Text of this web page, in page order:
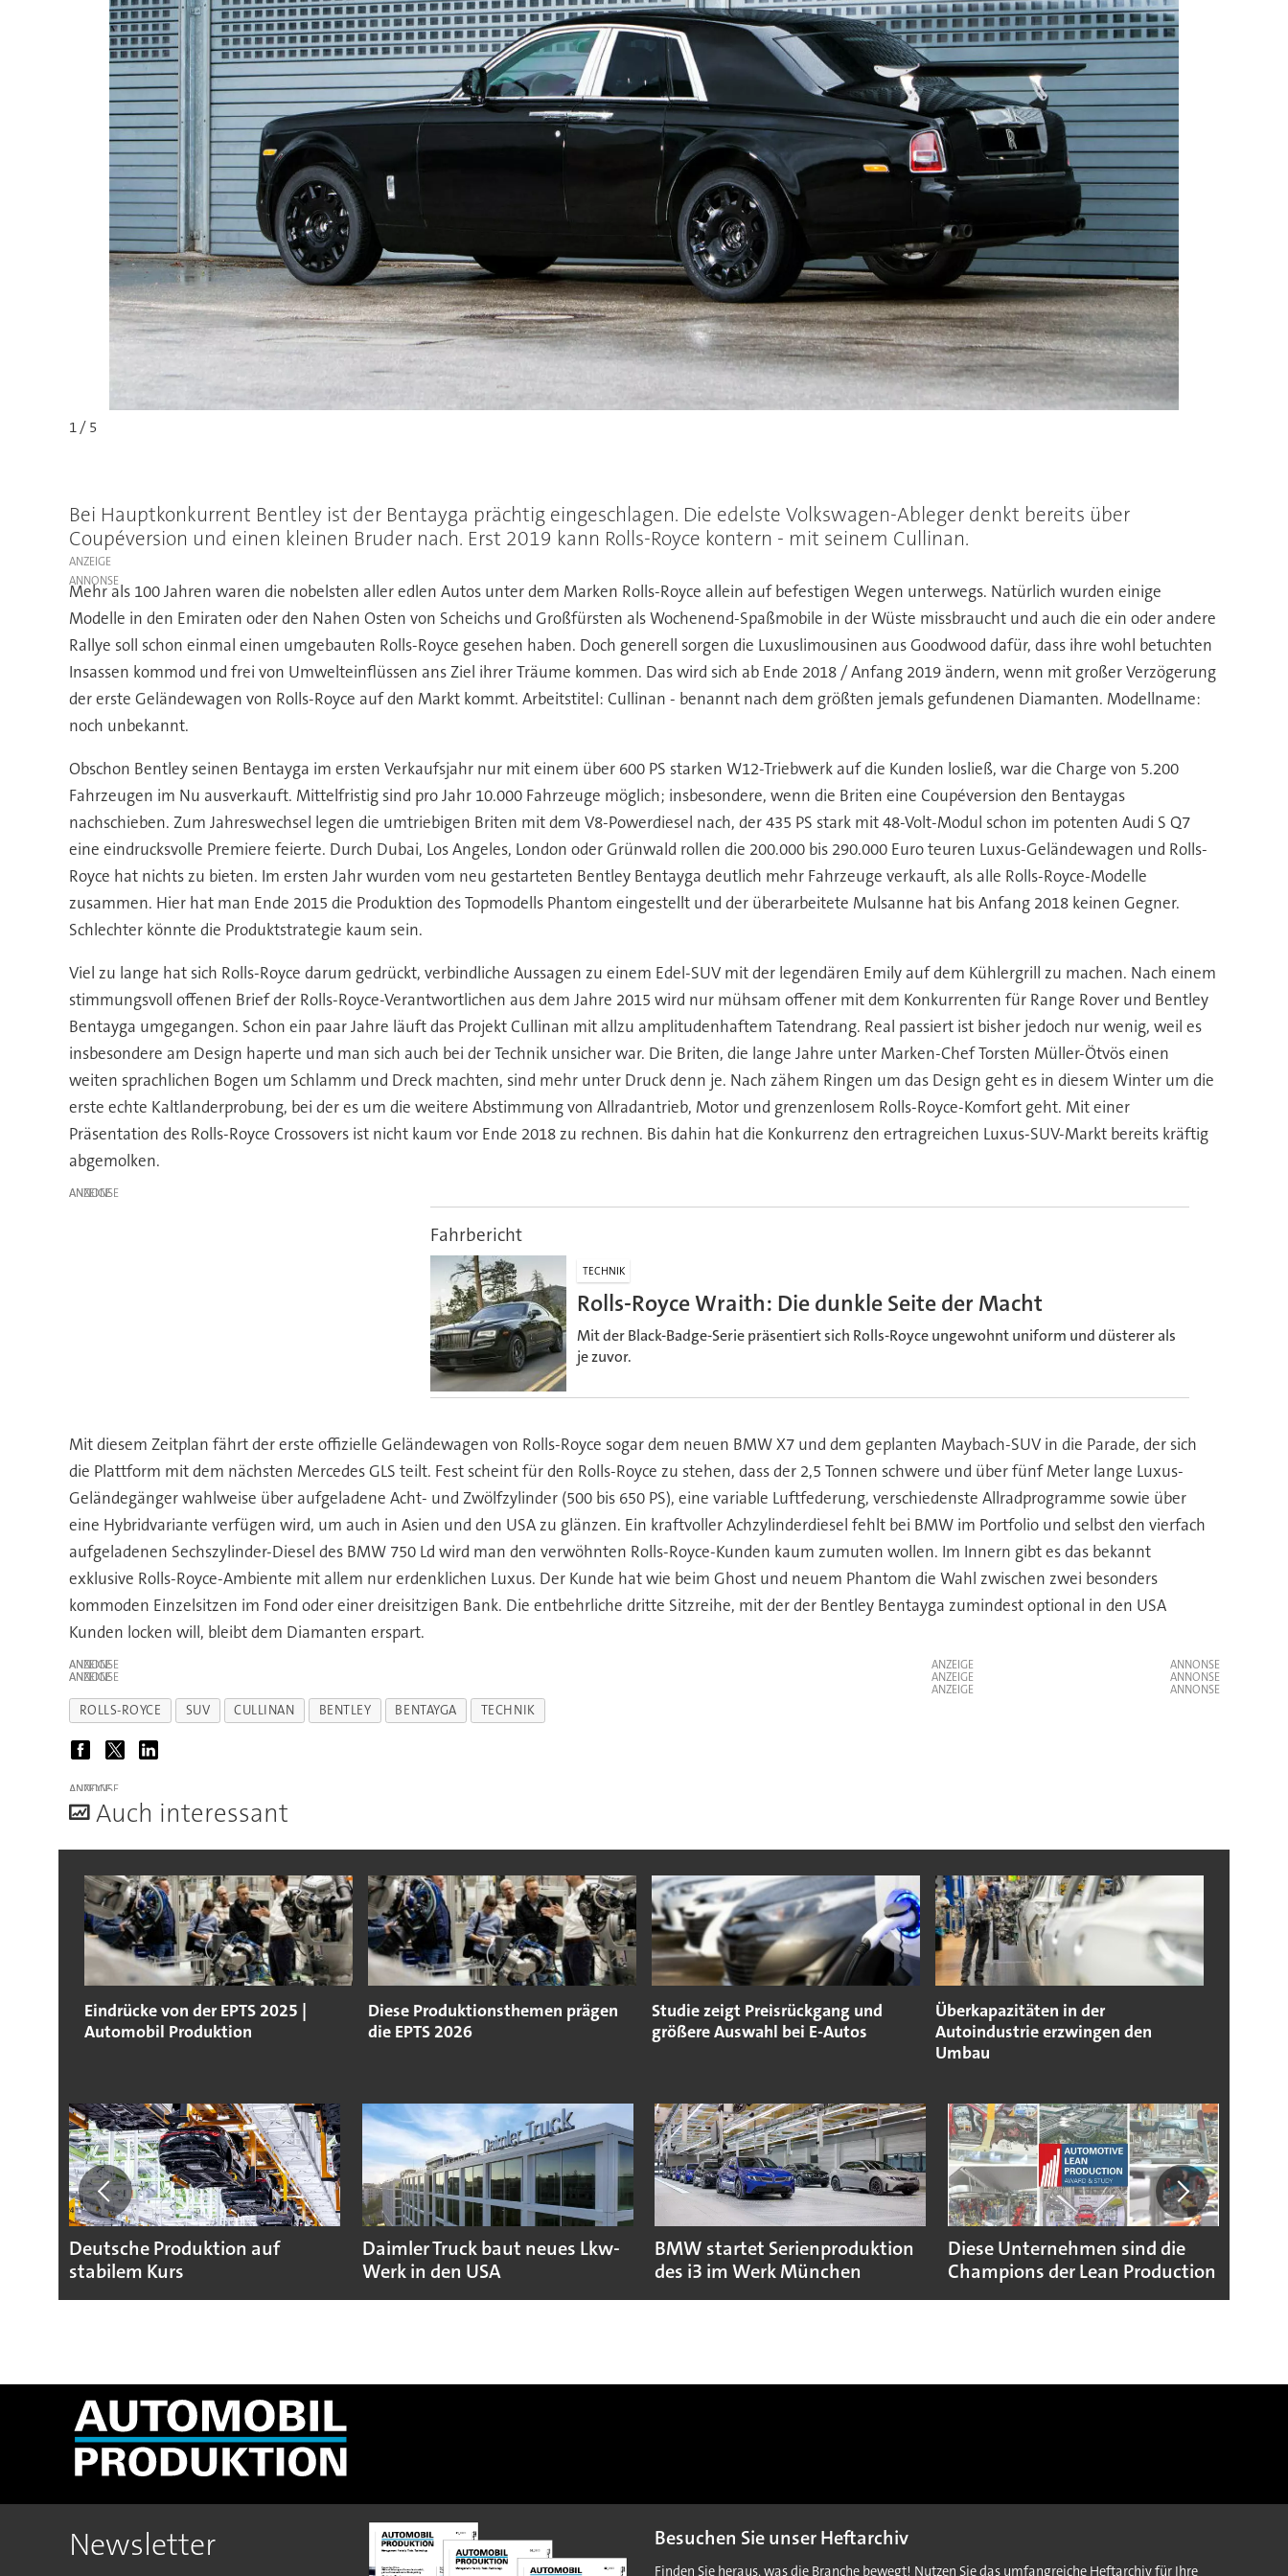
1 / 5
Bei Hauptkonkurrent Bentley ist der Bentayga prächtig eingeschlagen. Die edelste Volkswagen-Ableger denkt bereits über
Coupéversion und einen kleinen Bruder nach. Erst 2019 kann Rolls-Royce kontern - mit seinem Cullinan.
ANZEIGE
Mehr als 100 Jahren waren die nobelsten aller edlen Autos unter dem Marken Rolls-Royce allein auf befestigen Wegen unterwegs. Natürlich wurden einige
Modelle in den Emiraten oder den Nahen Osten von Scheichs und Großfürsten als Wochenend-Spaßmobile in der Wüste missbraucht und auch die ein oder andere
Rallye soll schon einmal einen umgebauten Rolls-Royce gesehen haben. Doch generell sorgen die Luxuslimousinen aus Goodwood dafür, dass ihre wohl betuchten
Insassen kommod und frei von Umwelteinflüssen ans Ziel ihrer Träume kommen. Das wird sich ab Ende 2018 / Anfang 2019 ändern, wenn mit großer Verzögerung
der erste Geländewagen von Rolls-Royce auf den Markt kommt. Arbeitstitel: Cullinan - benannt nach dem größten jemals gefundenen Diamanten. Modellname:
noch unbekannt.
Obschon Bentley seinen Bentayga im ersten Verkaufsjahr nur mit einem über 600 PS starken W12-Triebwerk auf die Kunden losließ, war die Charge von 5.200
Fahrzeugen im Nu ausverkauft. Mittelfristig sind pro Jahr 10.000 Fahrzeuge möglich; insbesondere, wenn die Briten eine Coupéversion den Bentaygas
nachschieben. Zum Jahreswechsel legen die umtriebigen Briten mit dem V8-Powerdiesel nach, der 435 PS stark mit 48-Volt-Modul schon im potenten Audi S Q7
eine eindrucksvolle Premiere feierte. Durch Dubai, Los Angeles, London oder Grünwald rollen die 200.000 bis 290.000 Euro teuren Luxus-Geländewagen und Rolls-
Royce hat nichts zu bieten. Im ersten Jahr wurden vom neu gestarteten Bentley Bentayga deutlich mehr Fahrzeuge verkauft, als alle Rolls-Royce-Modelle
zusammen. Hier hat man Ende 2015 die Produktion des Topmodells Phantom eingestellt und der überarbeitete Mulsanne hat bis Anfang 2018 keinen Gegner.
Schlechter könnte die Produktstrategie kaum sein.
Viel zu lange hat sich Rolls-Royce darum gedrückt, verbindliche Aussagen zu einem Edel-SUV mit der legendären Emily auf dem Kühlergrill zu machen. Nach einem
stimmungsvoll offenen Brief der Rolls-Royce-Verantwortlichen aus dem Jahre 2015 wird nur mühsam offener mit dem Konkurrenten für Range Rover und Bentley
Bentayga umgegangen. Schon ein paar Jahre läuft das Projekt Cullinan mit allzu amplitudenhaftem Tatendrang. Real passiert ist bisher jedoch nur wenig, weil es
insbesondere am Design haperte und man sich auch bei der Technik unsicher war. Die Briten, die lange Jahre unter Marken-Chef Torsten Müller-Ötvös einen
weiten sprachlichen Bogen um Schlamm und Dreck machten, sind mehr unter Druck denn je. Nach zähem Ringen um das Design geht es in diesem Winter um die
erste echte Kaltlanderprobung, bei der es um die weitere Abstimmung von Allradantrieb, Motor und grenzenlosem Rolls-Royce-Komfort geht. Mit einer
Präsentation des Rolls-Royce Crossovers ist nicht kaum vor Ende 2018 zu rechnen. Bis dahin hat die Konkurrenz den ertragreichen Luxus-SUV-Markt bereits kräftig
abgemolken.
ANZEIGE
Fahrbericht
TECHNIK
Rolls-Royce Wraith: Die dunkle Seite der Macht
Mit der Black-Badge-Serie präsentiert sich Rolls-Royce ungewohnt uniform und düsterer als
je zuvor.
Mit diesem Zeitplan fährt der erste offizielle Geländewagen von Rolls-Royce sogar dem neuen BMW X7 und dem geplanten Maybach-SUV in die Parade, der sich
die Plattform mit dem nächsten Mercedes GLS teilt. Fest scheint für den Rolls-Royce zu stehen, dass der 2,5 Tonnen schwere und über fünf Meter lange Luxus-
Geländegänger wahlweise über aufgeladene Acht- und Zwölfzylinder (500 bis 650 PS), eine variable Luftfederung, verschiedenste Allradprogramme sowie über
eine Hybridvariante verfügen wird, um auch in Asien und den USA zu glänzen. Ein kraftvoller Achzylinderdiesel fehlt bei BMW im Portfolio und selbst den vierfach
aufgeladenen Sechszylinder-Diesel des BMW 750 Ld wird man den verwöhnten Rolls-Royce-Kunden kaum zumuten wollen. Im Innern gibt es das bekannt
exklusive Rolls-Royce-Ambiente mit allem nur erdenklichen Luxus. Der Kunde hat wie beim Ghost und neuem Phantom die Wahl zwischen zwei besonders
kommoden Einzelsitzen im Fond oder einer dreisitzigen Bank. Die entbehrliche dritte Sitzreihe, mit der der Bentley Bentayga zumindest optional in den USA
Kunden locken will, bleibt dem Diamanten erspart.
ANZEIGE
ANZEIGE
ANZEIGE
ANZEIGE
ANZEIGE
ROLLS-ROYCE SUV CULLINAN BENTLEY BENTAYGA TECHNIK
ANZEIGE
Auch interessant
Eindrücke von der EPTS 2025 |
Automobil Produktion
Diese Produktionsthemen prägen
die EPTS 2026
Studie zeigt Preisrückgang und
größere Auswahl bei E-Autos
Überkapazitäten in der
Autoindustrie erzwingen den
Umbau
Deutsche Produktion auf
stabilem Kurs
Daimler Truck baut neues Lkw-
Werk in den USA
BMW startet Serienproduktion
des i3 im Werk München
Diese Unternehmen sind die
Champions der Lean Production
Newsletter Besuchen Sie unser Heftarchiv
Finden Sie heraus, was die Branche bewegt! Nutzen Sie das umfangreiche Heftarchiv für Ihre